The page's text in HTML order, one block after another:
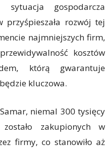
sytuacja gospodarcza
przyśpieszała rozwój tej
najmniejszych firm,
kosztów
którą gwarantuje
kluczowa.
niemal 300 tysięcy
zakupionych w
firmy, co stanowiło aż